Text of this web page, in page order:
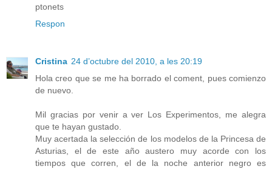
ptonets
Respon
Cristina 24 d’octubre del 2010, a les 20:19
Hola creo que se me ha borrado el coment, pues comienzo
de nuevo.
Mil gracias por venir a ver Los Experimentos, me alegra
que te hayan gustado.
Muy acertada la selección de los modelos de la Princesa de
Asturias, el de este año austero muy acorde con los
tiempos que corren, el de la noche anterior negro es